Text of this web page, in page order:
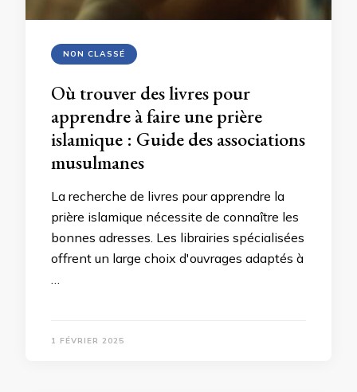
NON CLASSÉ
Où trouver des livres pour
apprendre à faire une prière
islamique : Guide des associations
musulmanes
La recherche de livres pour apprendre la
prière islamique nécessite de connaître les
bonnes adresses. Les librairies spécialisées
offrent un large choix d'ouvrages adaptés à
…
1 FÉVRIER 2025